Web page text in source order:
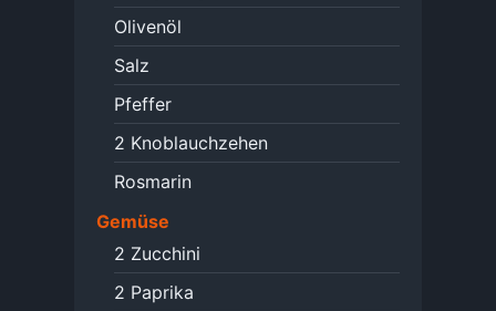
Olivenöl
Salz
Pfeffer
2 Knoblauchzehen
Rosmarin
Gemüse
2 Zucchini
2 Paprika